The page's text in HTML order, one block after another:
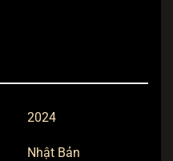
2024
Nhật Bản